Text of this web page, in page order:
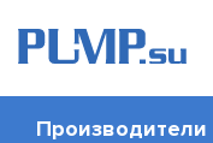
Производители